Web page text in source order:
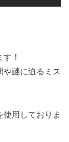
！
や謎に迫るミス
用しておりま